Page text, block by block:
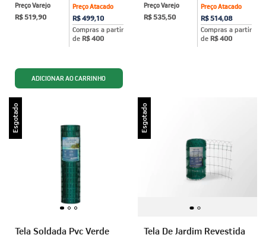
Preço Atacado
R$ 499,10
Compras a partir
de R$ 400
Preço Varejo
R$ 519,90
Preço Atacado
R$ 514,08
Compras a partir
de R$ 400
Preço Varejo
R$ 535,50
Esgotado
Tela Soldada Pvc Verde
Esgotado
Tela De Jardim Revestida